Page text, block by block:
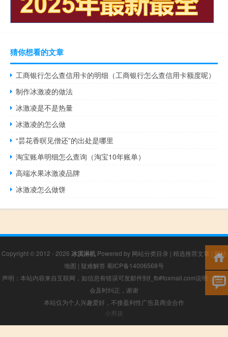
猜你想看的文章
工商银行怎么查信用卡的明细（工商银行怎么查信用卡额度呢）
制作冰激凌的做法
冰激凌是不是热量
冰激凌的怎么做
“昙花香暝见僧还”的出处是哪里
淘宝账单明细怎么查询（淘宝10年账单）
高端水果冰激凌品牌
冰激凌怎么做饼
Copyright © 2012 - 2026 冰淇淋机 Powered by 网站分类目录 | 精选推荐文章 | 网站
地图 | 疑难解答 蜀ICP备14006568号
声明：本站内容来自互联网，如信息有错误可发邮件到f_fb#foxmail.com说明，我们
会及时纠正，谢谢
本站仅为个人兴趣爱好，不接盈利性广告及商业合作
小男孩